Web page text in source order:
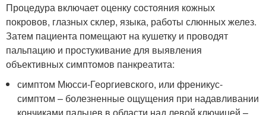
Процедура включает оценку состояния кожных
покровов, глазных склер, языка, работы слюнных желез.
Затем пациента помещают на кушетку и проводят
пальпацию и простукивание для выявления
объективных симптомов панкреатита:
симптом Мюсси-Георгиевского, или френикус-
симптом – болезненные ощущения при надавливании